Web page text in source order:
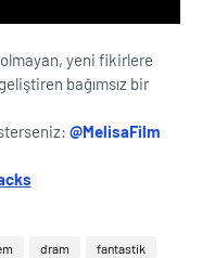
yeni fikirlere
bağımsız bir
@MelisaFilm
dram
fantastik